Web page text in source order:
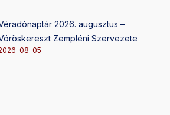
2026. augusztus –
Zempléni Szervezete
08-05